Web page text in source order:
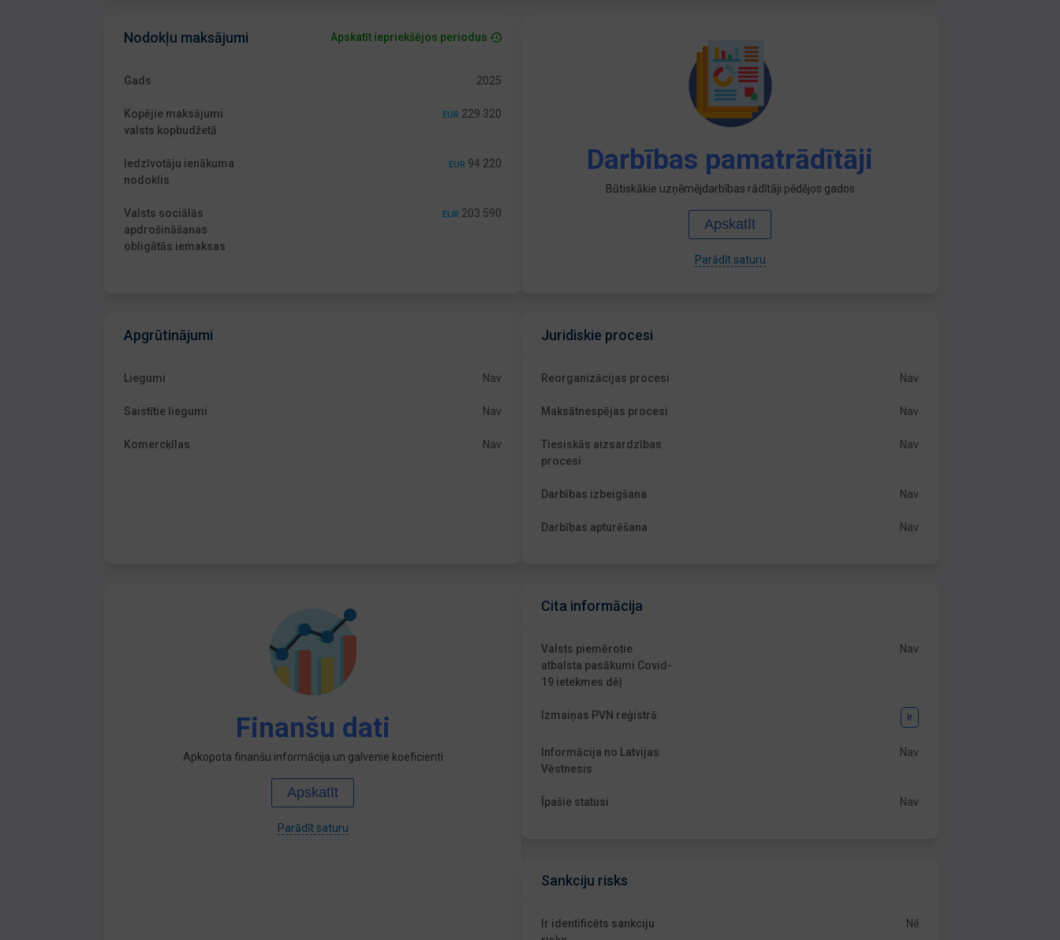
Nodokļu maksājumi Apskatīt iepriekšējos periodus
Gads 2025
Kopējie maksājumi
valsts kopbudžetā
EUR 229 320
Iedzīvotāju ienākuma
nodoklis
EUR 94 220
Valsts sociālās
apdrošināšanas
obligātās iemaksas
EUR 203 590
Darbības pamatrādītāji
Būtiskākie uzņēmējdarbības rādītāji pēdējos gados
Apskatīt
Parādīt saturu
Apgrūtinājumi
Liegumi Nav
Saistītie liegumi Nav
Komercķīlas Nav
Juridiskie procesi
Reorganizācijas procesi Nav
Maksātnespējas procesi Nav
Tiesiskās aizsardzības
procesi
Nav
Darbības izbeigšana Nav
Darbības apturēšana Nav
Finanšu dati
Apkopota finanšu informācija un galvenie koeficienti
Apskatīt
Parādīt saturu
Cita informācija
Valsts piemērotie
atbalsta pasākumi Covid-
19 ietekmes dēļ
Nav
Izmaiņas PVN reģistrā Ir
Informācija no Latvijas
Vēstnesis
Nav
Īpašie statusi Nav
Sankciju risks
Ir identificēts sankciju
Nē